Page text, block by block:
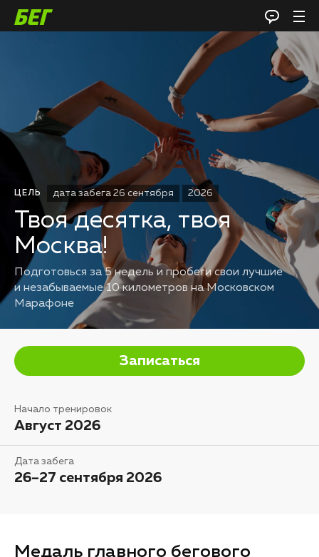
ЦЕЛЬ дата забега 26 сентября 2026
Твоя десятка, твоя
Москва!
Подготовься за 5 недель и пробеги свои лучшие
и незабываемые 10 километров на Московском
Марафоне
Записаться
Начало тренировок
Август 2026
Дата забега
26–27 сентября 2026
Медаль главного бегового